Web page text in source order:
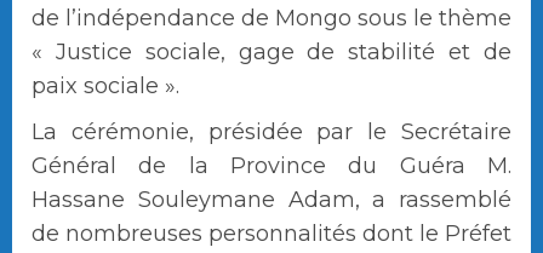
de l’indépendance de Mongo sous le thème
« Justice sociale, gage de stabilité et de
paix sociale ».
La cérémonie, présidée par le Secrétaire
Général de la Province du Guéra M.
Hassane Souleymane Adam, a rassemblé
de nombreuses personnalités dont le Préfet